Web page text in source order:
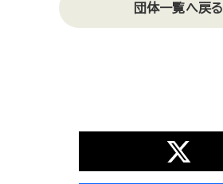
団体一覧へ戻る